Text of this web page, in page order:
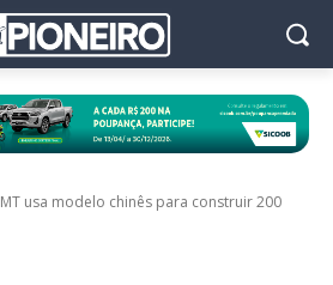
MT usa modelo chinês para construir 200